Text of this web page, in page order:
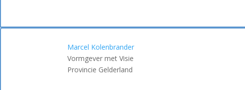
Marcel Kolenbrander
Vormgever met Visie
Provincie Gelderland